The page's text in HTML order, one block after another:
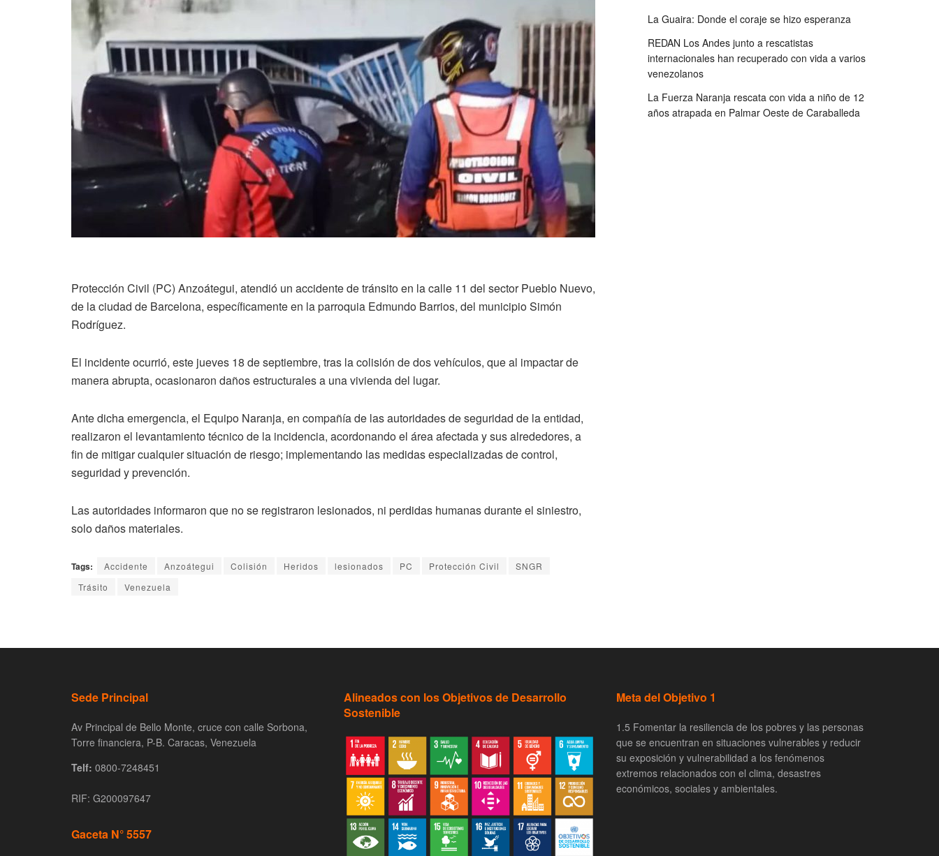
Protección Civil (PC) Anzoátegui, atendió un accidente de tránsito en la calle 11 del sector Pueblo Nuevo,
de la ciudad de Barcelona, específicamente en la parroquia Edmundo Barrios, del municipio Simón
Rodríguez.
El incidente ocurrió, este jueves 18 de septiembre, tras la colisión de dos vehículos, que al impactar de
manera abrupta, ocasionaron daños estructurales a una vivienda del lugar.
Ante dicha emergencia, el Equipo Naranja, en compañía de las autoridades de seguridad de la entidad,
realizaron el levantamiento técnico de la incidencia, acordonando el área afectada y sus alrededores, a
fin de mitigar cualquier situación de riesgo; implementando las medidas especializadas de control,
seguridad y prevención.
Las autoridades informaron que no se registraron lesionados, ni perdidas humanas durante el siniestro,
solo daños materiales.
Tags: Accidente Anzoátegui Colisión Heridos lesionados PC Protección Civil
SNGR
Trásito
Venezuela
La Guaira: Donde el coraje se hizo esperanza
REDAN Los Andes junto a rescatistas
internacionales han recuperado con vida a varios
venezolanos
La Fuerza Naranja rescata con vida a niño de 12
años atrapada en Palmar Oeste de Caraballeda
Sede Principal
Av Principal de Bello Monte, cruce con calle Sorbona,
Torre financiera, P-B. Caracas, Venezuela
Telf: 0800-7248451
RIF: G200097647
Gaceta N° 5557
Alineados con los Objetivos de Desarrollo
Sostenible
Meta del Objetivo 1
1.5 Fomentar la resiliencia de los pobres y las personas
que se encuentran en situaciones vulnerables y reducir
su exposición y vulnerabilidad a los fenómenos
extremos relacionados con el clima, desastres
económicos, sociales y ambientales.